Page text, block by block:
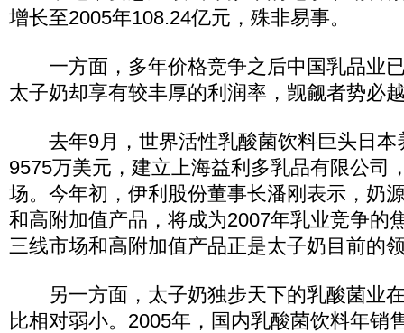
增长至2005年108.24亿元，殊非易事。
一方面，多年价格竞争之后中国乳品业
太子奶却享有较丰厚的利润率，觊觎者势必
去年9月，世界活性乳酸菌饮料巨头日本
9575万美元，建立上海益利多乳品有限公司
场。今年初，伊利股份董事长潘刚表示，奶
和高附加值产品，将成为2007年乳业竞争的
三线市场和高附加值产品正是太子奶目前的
另一方面，太子奶独步天下的乳酸菌业
比相对弱小。2005年，国内乳酸菌饮料年销